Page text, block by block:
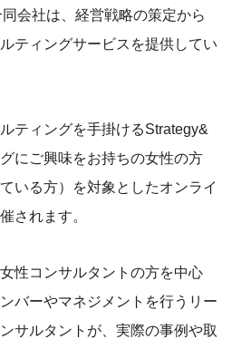
会社は、経営戦略の策定から
ティングサービスを提供してい
ティングを手掛けるStrategy&
にご興味をお持ちの女性の方
いる方）を対象としたオンライ
されます。
性コンサルタントの方を中心
バーやマネジメントを行うリー
サルタントが、実際の事例や取